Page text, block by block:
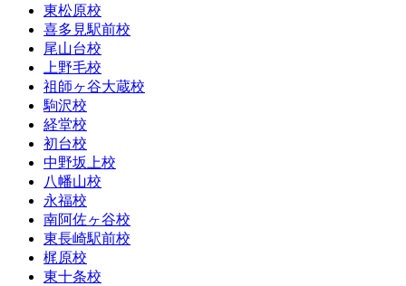
東松原校
喜多見駅前校
尾山台校
上野毛校
祖師ヶ谷大蔵校
駒沢校
経堂校
初台校
中野坂上校
八幡山校
永福校
南阿佐ヶ谷校
東長崎駅前校
梶原校
東十条校